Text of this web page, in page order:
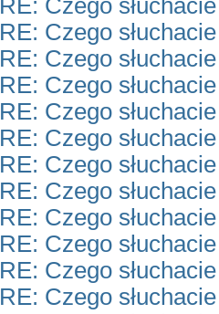
RE: Czego
RE: Czego
RE: Czego
RE: Czego
RE: Czego
RE: Czego
RE: Czego
RE: Czego
RE: Czego
RE: Czego
RE: Czego
RE: Czego